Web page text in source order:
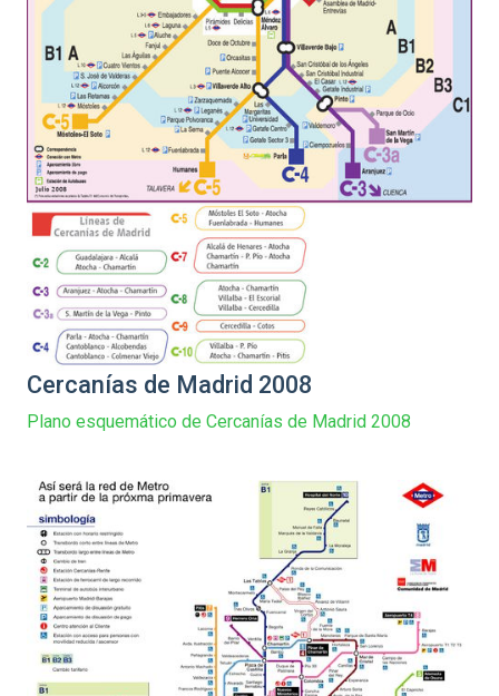
Cercanías de Madrid 2008
Plano esquemático de Cercanías de Madrid 2008